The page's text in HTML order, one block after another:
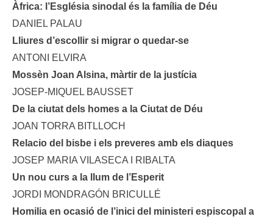
Àfrica: l’Església sinodal és la família de Déu
DANIEL PALAU
Lliures d’escollir si migrar o quedar-se
ANTONI ELVIRA
Mossèn Joan Alsina, màrtir de la justícia
JOSEP-MIQUEL BAUSSET
De la ciutat dels homes a la Ciutat de Déu
JOAN TORRA BITLLOCH
Relacio del bisbe i els preveres amb els diaques
JOSEP MARIA VILASECA I RIBALTA
Un nou curs a la llum de l’Esperit
JORDI MONDRAGÓN BRICULLÉ
Homilia en ocasió de l’inici del ministeri espiscopal a